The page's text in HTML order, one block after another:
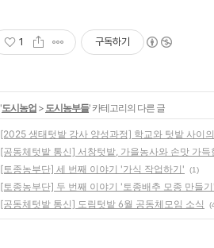
1 구독하기
'도시농업 > 도시농부들' 카테고리의 다른 글
[2025 생태텃밭 강사 양성과정] 학교와 텃밭 사이
[공동체텃밭 통신] 서창텃밭, 가을농사와 손맛 가
[토종농부단] 세 번째 이야기 '가식 작업하기' (1)
[토종농부단] 두 번째 이야기 '토종배추 모종 만들기'
[공동체텃밭 통신] 도림텃밭 6월 공동체모임 소식